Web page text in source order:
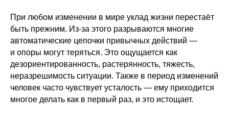
При любом изменении в мире уклад жизни перестаёт
быть прежним. Из-за этого разрываются многие
автоматические цепочки привычных действий —
и опоры могут теряться. Это ощущается как
дезориентированность, растерянность, тяжесть,
неразрешимость ситуации. Также в период изменений
человек часто чувствует усталость — ему приходится
многое делать как в первый раз, и это истощает.